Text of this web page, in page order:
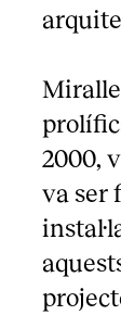
2000,
va ser